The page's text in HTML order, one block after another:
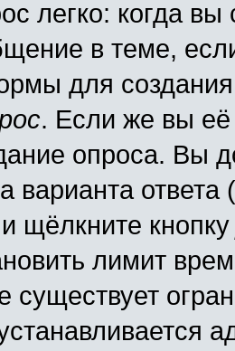
легко: когда
в теме,
для
. Если же вы её
опроса. Вы
варианта ответа
и щёлкните
лимит
существует